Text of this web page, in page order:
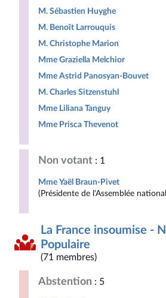
M. Sébastien Huyghe
M. Benoît Larrouquis
M. Christophe Marion
Mme Graziella Melchior
Mme Astrid Panosyan-Bouvet
M. Charles Sitzenstuhl
Mme Liliana Tanguy
Mme Prisca Thevenot
Non votant : 1
Mme Yaël Braun-Pivet
(Présidente de l'Assemblée
La France insoumise -
Populaire
(71 membres)
Abstention : 5